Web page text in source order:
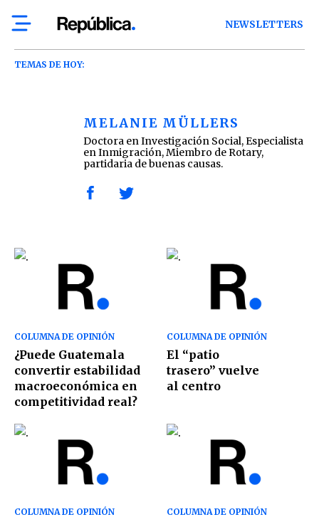
NEWSLETTERS
TEMAS DE HOY:
MELANIE MÜLLERS
Doctora en Investigación Social, Especialista
en Inmigración, Miembro de Rotary,
partidaria de buenas causas.
COLUMNA DE OPINIÓN
¿Puede Guatemala
convertir estabilidad
macroeconómica en
competitividad real?
COLUMNA DE OPINIÓN
El “patio
trasero” vuelve
al centro
COLUMNA DE OPINIÓN COLUMNA DE OPINIÓN